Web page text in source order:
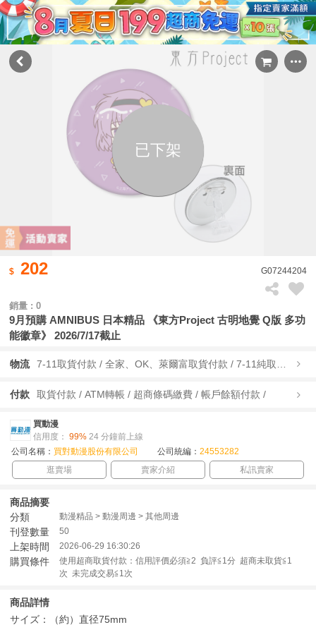
已下架
202 G07244204
銷量 : 0
9月預購 AMNIBUS 日本精品 《東方Project 古明地覺 Q版 多功
能徽章》 2026/7/17截止
物流
付款 取貨付款 / ATM轉帳 / 超商條碼繳費 / 帳戶餘額付款 /
買動漫
信用度： 99% 24 分鐘前上線
公司名稱： 買對動漫股份有限公司 公司統編： 24553282
逛賣場
賣家介紹 私訊賣家
商品摘要
分類
動漫精品 > 動漫周邊 > 其他周邊
刊登數量 50
上架時間 2026-06-29 16:30:26
購買條件
使用超商取貨付款：信用評價必須≧2 負評≦1分 超商未取貨≦1
次 未完成交易≦1次
商品詳情
サイズ：（約）直径75mm